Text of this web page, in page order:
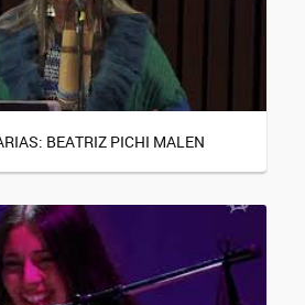
BEATRIZ PICHI MALEN